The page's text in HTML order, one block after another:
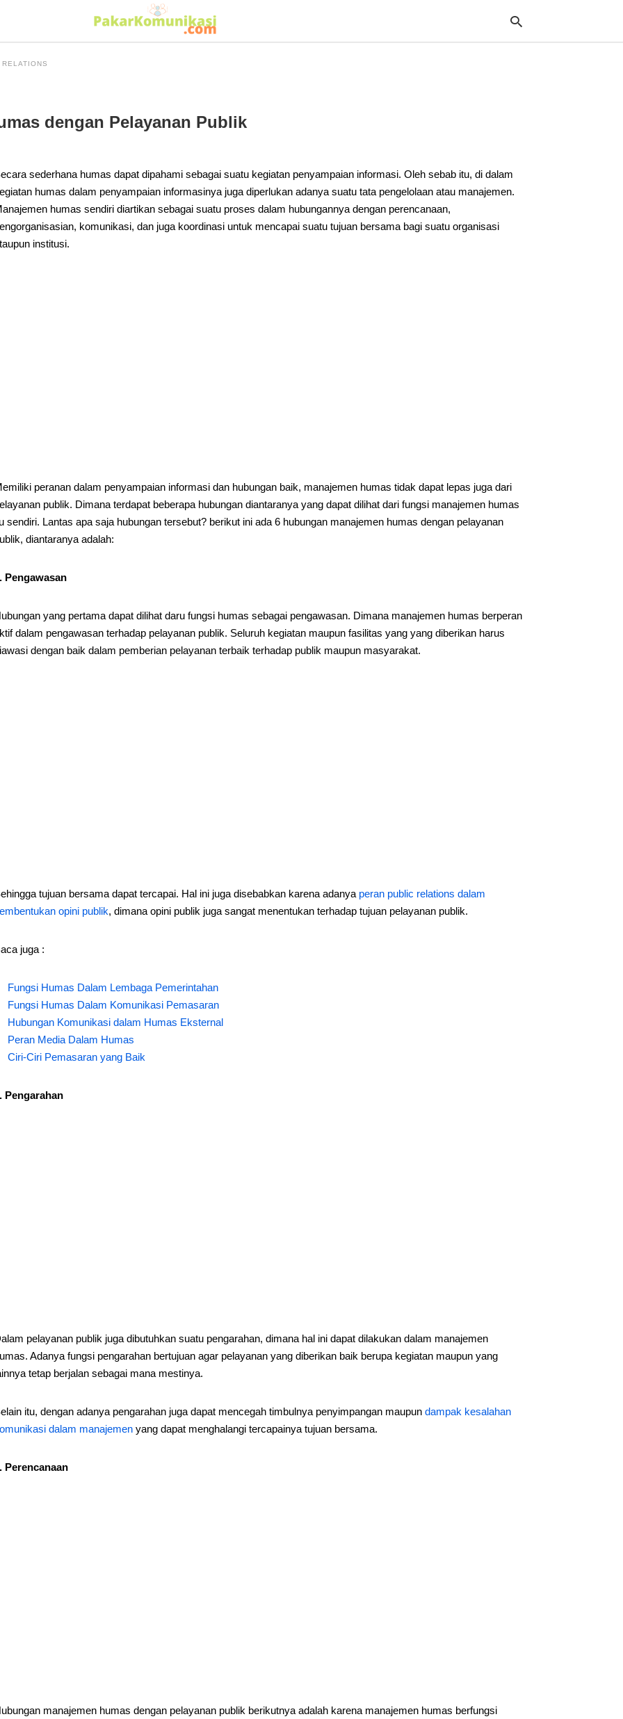
dengan Pelayanan Publik
sederhana humas dapat dipahami sebagai suatu kegiatan penyampaian informasi. Oleh sebab itu, di dalam
humas dalam penyampaian informasinya juga diperlukan adanya suatu tata pengelolaan atau manajemen.
humas sendiri diartikan sebagai suatu proses dalam hubungannya dengan perencanaan,
komunikasi, dan juga koordinasi untuk mencapai suatu tujuan bersama bagi suatu organisasi
institusi.
peranan dalam penyampaian informasi dan hubungan baik, manajemen humas tidak dapat lepas juga dari
publik. Dimana terdapat beberapa hubungan diantaranya yang dapat dilihat dari fungsi manajemen humas
sendiri. Lantas apa saja hubungan tersebut? berikut ini ada 6 hubungan manajemen humas dengan pelayanan
diantaranya adalah:
Pengawasan
yang pertama dapat dilihat daru fungsi humas sebagai pengawasan. Dimana manajemen humas berperan
dalam pengawasan terhadap pelayanan publik. Seluruh kegiatan maupun fasilitas yang yang diberikan harus
dengan baik dalam pemberian pelayanan terbaik terhadap publik maupun masyarakat.
tujuan bersama dapat tercapai. Hal ini juga disebabkan karena adanya peran public relations dalam
opini publik, dimana opini publik juga sangat menentukan terhadap tujuan pelayanan publik.
juga :
Fungsi Humas Dalam Lembaga Pemerintahan
Fungsi Humas Dalam Komunikasi Pemasaran
Hubungan Komunikasi dalam Humas Eksternal
Peran Media Dalam Humas
Ciri-Ciri Pemasaran yang Baik
Pengarahan
pelayanan publik juga dibutuhkan suatu pengarahan, dimana hal ini dapat dilakukan dalam manajemen
Adanya fungsi pengarahan bertujuan agar pelayanan yang diberikan baik berupa kegiatan maupun yang
tetap berjalan sebagai mana mestinya.
itu, dengan adanya pengarahan juga dapat mencegah timbulnya penyimpangan maupun dampak kesalahan
dalam manajemenyang dapat menghalangi tercapainya tujuan bersama.
Perencanaan
manajemen humas dengan pelayanan publik berikutnya adalah karena manajemen humas berfungsi